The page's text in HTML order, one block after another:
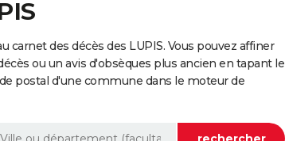
carnet des décès des LUPIS. Vous pouvez affiner
ou un avis d'obsèques plus ancien en tapant le
postal d'une commune dans le moteur de